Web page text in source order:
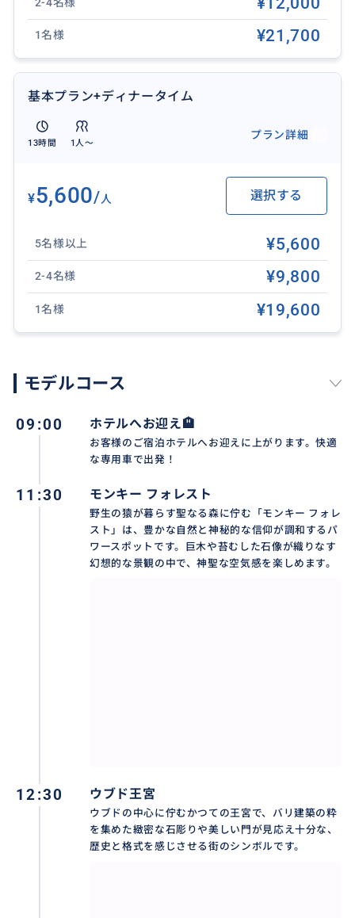
※注意事項をご覧ください
❖ 所要時間：11時間
❖ 含まれるもの：日本語ガイド兼ドライバー、専用車
チャーター代（ガソリン代）、ホテル送迎（対象エリ
❖ 含まれないもの：各施設への入場料、アクティビテ
用（お土産、食事代等）、駐車場料金、チップ（目
安：車1台につき500円〜1,000円程度）など
バリ島の空港、ヌサドゥア、ベノア、ジンバラン、ク
タ、レギャン、スミニャック、クロボカン、チャング
ー、サヌール、ウブド。
❖ 集合場所：ご宿泊ホテルのロビー（ロビーがない場
トフォン、日焼け止め、虫よけスプレー、飲み水、イ
❖ 催行日： 毎日（バリ島の新年「ニュピ」とその前後
❖ 最少催行人数： 1名様
👇その他の人気ツアーはこちらからチェック!
満喫‼️キンタマーニ+テガラランライステラス+ティルタ
ウンプル+ウブド
https://travel.buyma.com/service/a020202/ic010101
1名様 ¥21,700
基本プラン+ディナータイム
13時間 1人〜
プラン詳細
¥5,600/人 選択する
5名様以上 ¥5,600
2-4名様 ¥9,800
1名様 ¥19,600
モデルコース
09:00 ホテルへお迎え🏨
お客様のご宿泊ホテルへお迎えに上がります。快適
な専用車で出発！
11:30 モンキー フォレスト
野生の猿が暮らす聖なる森に佇む「モンキー フォレ
スト」は、豊かな自然と神秘的な信仰が調和するパ
ワースポットです。巨木や苔むした石像が織りなす
幻想的な景観の中で、神聖な空気感を楽しめます。
12:30 ウブド王宮
ウブドの中心に佇むかつての王宮で、バリ建築の粋
を集めた緻密な石彫りや美しい門が見応え十分な、
歴史と格式を感じさせる街のシンボルです。